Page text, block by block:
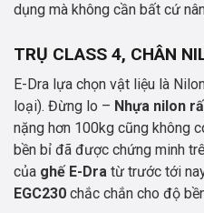
dụng mà không cần bất cứ
TRỤ CLASS 4, CHÂN
E-Dra lựa chọn vật liệu là
loại). Đừng lo – Nhựa nilon
nặng hơn 100kg cũng không
bền bỉ đã được chứng minh
của ghế E-Dra từ trước tới
EGC230 chắc chắn cho độ